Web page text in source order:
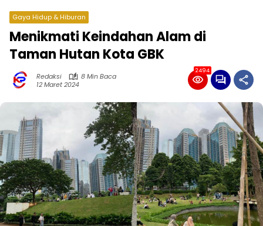
Gaya Hidup & Hiburan
Menikmati Keindahan Alam di
Taman Hutan Kota GBK
Redaksi
8 Min Baca
12 Maret 2024
2494